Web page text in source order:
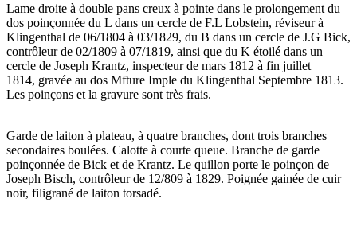
Lame droite à double pans creux à pointe dans le prolongement du
dos poinçonnée du L dans un cercle de F.L Lobstein, réviseur à
Klingenthal de 06/1804 à 03/1829, du B dans un cercle de J.G Bick,
contrôleur de 02/1809 à 07/1819, ainsi que du K étoilé dans un
cercle de Joseph Krantz, inspecteur de mars 1812 à fin juillet
1814, gravée au dos Mfture Imple du Klingenthal Septembre 1813.
Les poinçons et la gravure sont très frais.
Garde de laiton à plateau, à quatre branches, dont trois branches
secondaires boulées. Calotte à courte queue. Branche de garde
poinçonnée de Bick et de Krantz. Le quillon porte le poinçon de
Joseph Bisch, contrôleur de 12/809 à 1829. Poignée gainée de cuir
noir, filigrané de laiton torsadé.